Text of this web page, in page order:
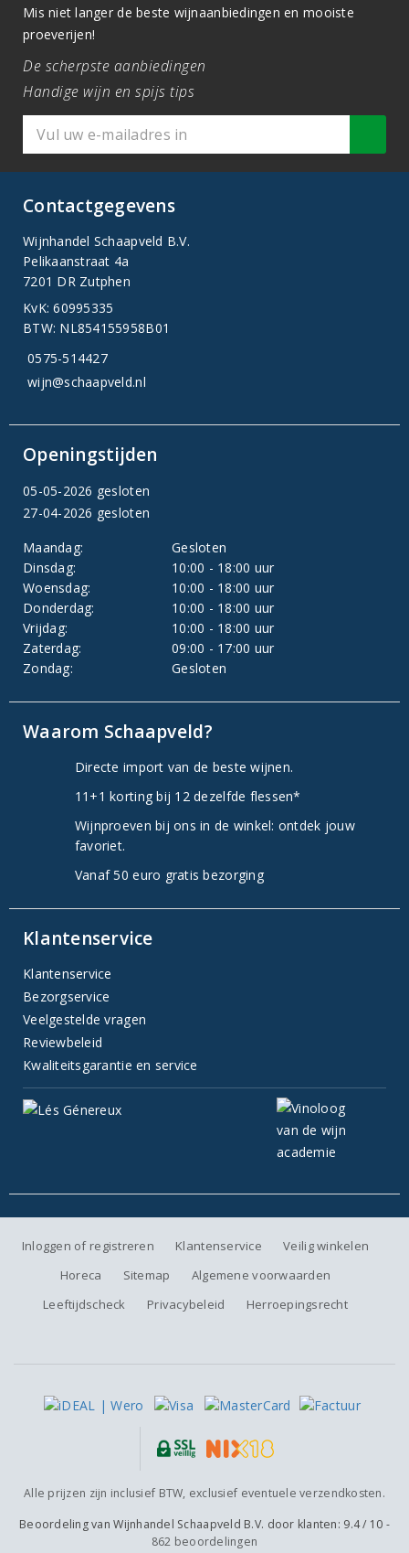
Mis niet langer de beste wijnaanbiedingen en mooiste
proeverijen!
De scherpste aanbiedingen
Handige wijn en spijs tips
Contactgegevens
Wijnhandel Schaapveld B.V.
Pelikaanstraat 4a
7201 DR Zutphen
KvK: 60995335
BTW: NL854155958B01
0575-514427
wijn@schaapveld.nl
Openingstijden
05-05-2026 gesloten
27-04-2026 gesloten
Maandag:
Gesloten
Dinsdag:
10:00 - 18:00 uur
Woensdag:
10:00 - 18:00 uur
Donderdag:
10:00 - 18:00 uur
Vrijdag:
10:00 - 18:00 uur
Zaterdag:
09:00 - 17:00 uur
Zondag:
Gesloten
Waarom Schaapveld?
Directe import van de beste wijnen.
11+1 korting bij 12 dezelfde flessen*
Wijnproeven bij ons in de winkel: ontdek jouw
favoriet.
Vanaf 50 euro gratis bezorging
Klantenservice
Klantenservice
Bezorgservice
Veelgestelde vragen
Reviewbeleid
Kwaliteitsgarantie en service
Inloggen of registreren Klantenservice
Veilig winkelen
Horeca
Sitemap
Algemene voorwaarden
Leeftijdscheck
Privacybeleid Herroepingsrecht
Alle prijzen zijn inclusief BTW, exclusief eventuele verzendkosten.
Beoordeling vanWijnhandel Schaapveld B.V. door klanten: 9.4/ 10 -
862 beoordelingen